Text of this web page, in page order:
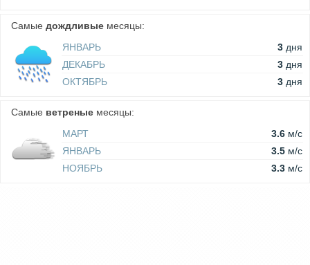
Самые дождливые месяцы:
ЯНВАРЬ
3 дня
ДЕКАБРЬ
3 дня
ОКТЯБРЬ
3 дня
Самые ветреные месяцы:
МАРТ
3.6 м/c
ЯНВАРЬ
3.5 м/c
НОЯБРЬ
3.3 м/c